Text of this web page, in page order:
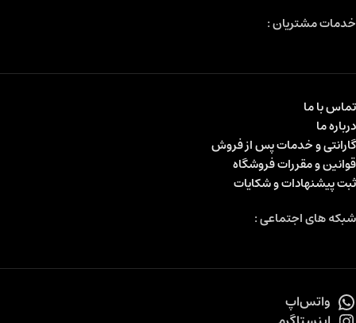
خدمات مشتریان :
تماس با ما
درباره ما
گارانتی و خدمات پس از فروش
قوانین و مقررات فروشگاه
ثبت پیشنهادات و شکایات
شبکه های اجتماعی :
واتس‌اپ